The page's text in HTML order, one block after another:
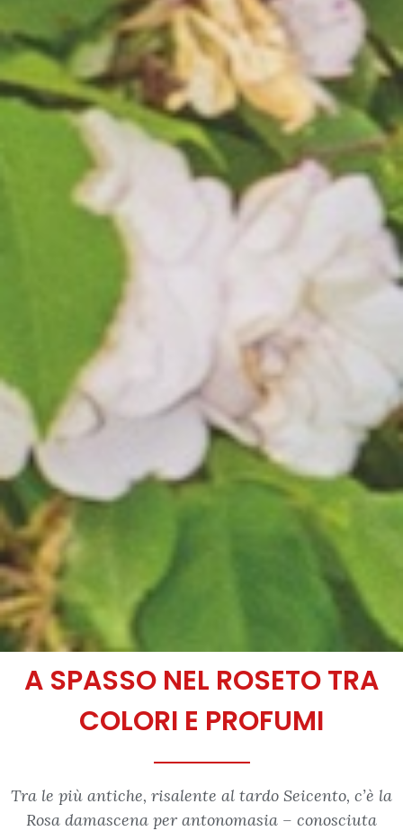
A SPASSO NEL ROSETO TRA
COLORI E PROFUMI
Tra le più antiche, risalente al tardo Seicento, c’è la
Rosa damascena per antonomasia – conosciuta